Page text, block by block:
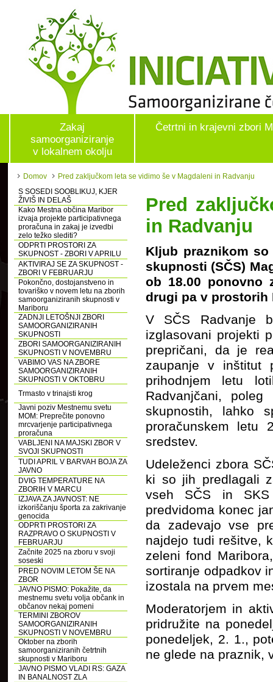
Zakaj
samoorganiziranje
v lokalnem okolju
Četrtni in krajevni zbori
Domov
Pred zaključkom leta se vidimo še v Magdaleni in Radvanju
S SOSEDI SOOBLIKUJ, KJER
ŽIVIŠ IN DELAŠ
Kako Mestna občina Maribor
izvaja projekte participativnega
proračuna in zakaj je izvedbi
zelo težko slediti?
ODPRTI PROSTORI ZA
SKUPNOST - ZBORI V APRILU
AKTIVIRAJ SE ZA SKUPNOST -
ZBORI V FEBRUARJU
Pokončno, dostojanstveno in
tovariško v novem letu na zborih
samoorganiziranih skupnosti v
Mariboru
ZADNJI LETOŠNJI ZBORI
SAMOORGANIZIRANIH
SKUPNOSTI
ZBORI SAMOORGANIZIRANIH
SKUPNOSTI V NOVEMBRU
VABIMO VAS NA ZBORE
SAMOORGANIZIRANIH
SKUPNOSTI V OKTOBRU
Trmasto v trinajsti krog
Javni poziv Mestnemu svetu
MOM: Preprečite ponovno
mrcvarjenje participativnega
proračuna
VABLJENI NA MAJSKI ZBOR V
SVOJI SKUPNOSTI
TUDI APRIL V BARVAH BOJA ZA
JAVNO
DVIG TEMPERATURE NA
ZBORIH V MARCU
IZJAVA ZA JAVNOST: NE
izkoriščanju športa za zakrivanje
genocida
ODPRTI PROSTORI ZA
RAZPRAVO O SKUPNOSTI V
FEBRUARJU
Začnite 2025 na zboru v svoji
soseski
PRED NOVIM LETOM ŠE NA
ZBOR
JAVNO PISMO: Pokažite, da
mestnemu svetu volja občank in
občanov nekaj pomeni
TERMINI ZBOROV
SAMOORGANIZIRANIH
SKUPNOSTI V NOVEMBRU
Oktober na zborih
samoorganiziranih četrtnih
skupnosti v Mariboru
JAVNO PISMO VLADI RS: GAZA
IN BANALNOST ZLA
Pred
in Radvanju
Kljub praznikom
skupnosti (SČS)
ob 18.00 ponovno
drugi pa v prostorih
V SČS Radvanje
izglasovani projekti
prepričani, da je
zaupanje v inštitut
prihodnjem letu
Radvanjčani,
skupnostih, lahko
proračunskem letu
sredstev.
Udeleženci zbora
ki so jih predlagali
vseh SČS in SKS
predvidoma konec
da zadevajo vse
najdejo tudi rešitve,
zeleni fond
sortiranje odpadkov
izostala na prvem
Moderatorjem in
pridružite na
ponedeljek, 2. 1.,
ne glede na praznik,